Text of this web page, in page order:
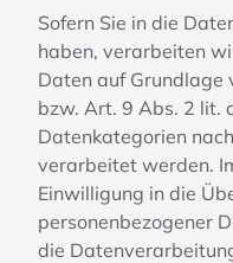
Sofern Sie in die
haben, verarbeiten
Daten auf Grundlage
bzw. Art. 9 Abs. 2 lit.
Datenkategorien
verarbeitet werden.
Einwilligung in die
personenbezogener
die